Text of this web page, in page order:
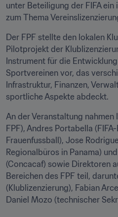
unter Beteiligung der FIFA
zum Thema
Der FPF stellte den lokalen
Pilotprojekt der
Instrument für die
Sportvereinen vor, das
Infrastruktur, Finanzen,
sportliche Aspekte abdeckt.
An der Veranstaltung nahmen
FPF), Andres Portabella
Frauenfussball), Jose
Regionalbüros in Panama)
(Concacaf) sowie Direktoren
Bereichen des FPF teil,
(Klublizenzierung), Fabian
Daniel Mozo (technischer